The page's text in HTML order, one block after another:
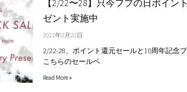
【2/22〜28】只今フプの日ポイン
ゼント実施中
2022年2月22日
2/22-28、ポイント還元セールと10周年記念
こちらのセールペ
Read More »